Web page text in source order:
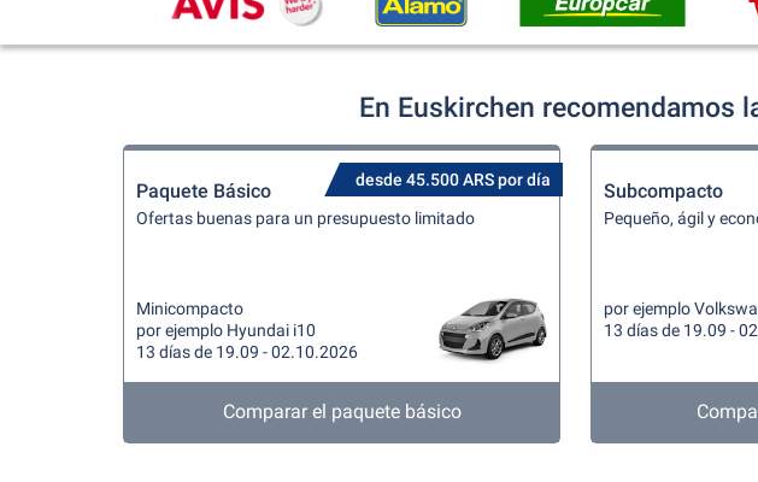
En Euskirchen recomendamos
desde 45.500 ARS por día
Paquete Básico
Ofertas buenas para un presupuesto limitado
Minicompacto
por ejemplo Hyundai i10
13 días de 19.09 - 02.10.2026
Comparar el paquete básico
Subcompacto
Pequeño, ágil y
por ejemplo
13 días de 19.09 -